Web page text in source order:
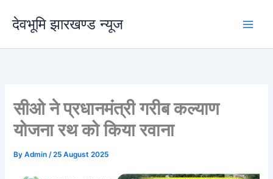
content
देवभूमि झारखण्ड न्यूज
सीओ ने प्रधानमंत्री गरीब कल्याण
योजना रथ को किया रवाना
ByAdmin/25 August 2025